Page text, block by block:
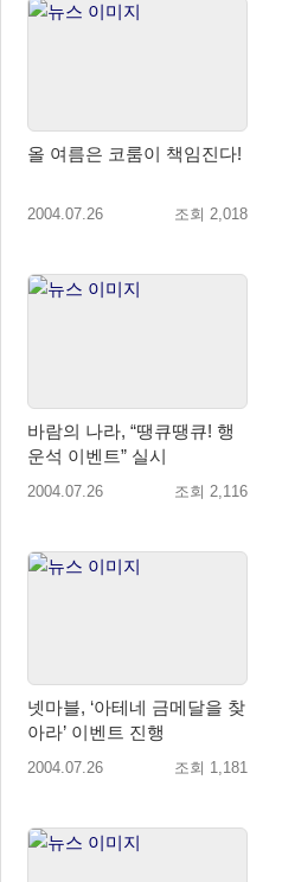
올 여름은 코룸이 책임진다!
2004.07.26 조회 2,018
바람의 나라, “땡큐땡큐! 행
운석 이벤트” 실시
2004.07.26 조회 2,116
넷마블, ‘아테네 금메달을 찾
아라’ 이벤트 진행
2004.07.26 조회 1,181